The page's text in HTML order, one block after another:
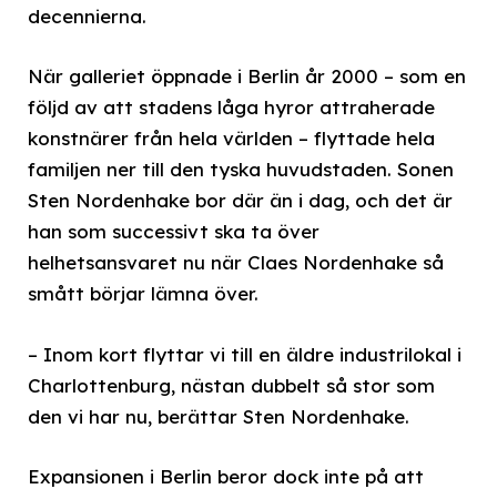
decennierna.
När galleriet öppnade i Berlin år 2000 – som en
följd av att stadens låga hyror attraherade
konstnärer från hela världen – flyttade hela
familjen ner till den tyska huvudstaden. Sonen
Sten Nordenhake bor där än i dag, och det är
han som successivt ska ta över
helhetsansvaret nu när Claes Nordenhake så
smått börjar lämna över.
– Inom kort flyttar vi till en äldre industrilokal i
Charlottenburg, nästan dubbelt så stor som
den vi har nu, berättar Sten Nordenhake.
Expansionen i Berlin beror dock inte på att